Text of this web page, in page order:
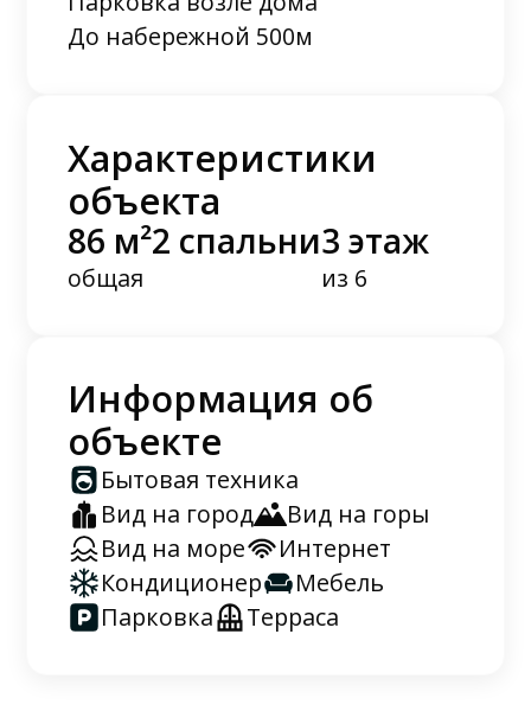
До набережной 500м
Характеристики
объекта
86 м²
общая
2 спальни3 этаж
из 6
Информация об
объекте
Бытовая техника
Вид на город
Вид на горы
Вид на море
Интернет
Кондиционер
Мебель
Парковка
Терраса